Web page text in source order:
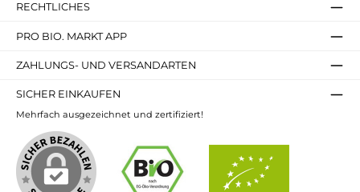
RECHTLICHES
PRO BIO. MARKT APP
ZAHLUNGS- UND VERSANDARTEN
SICHER EINKAUFEN
Mehrfach ausgezeichnet und zertifiziert!